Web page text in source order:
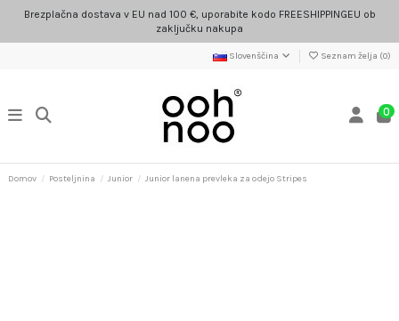
Brezplačna dostava v EU nad 100 €, uporabite kodo FREESHIPPINGEU ob
zaključku nakupa
Slovenščina Seznam želja (0)
0
Domov Posteljnina Junior Junior lanena prevleka za odejo Stripes